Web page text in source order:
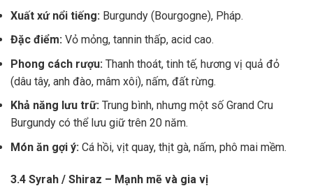
Xuất xứ nổi tiếng: Burgundy (Bourgogne), Pháp.
Đặc điểm: Vỏ mỏng, tannin thấp, acid cao.
Phong cách rượu: Thanh thoát, tinh tế, hương vị quả đỏ
(dâu tây, anh đào, mâm xôi), nấm, đất rừng.
Khả năng lưu trữ: Trung bình, nhưng một số Grand Cru
Burgundy có thể lưu giữ trên 20 năm.
Món ăn gợi ý: Cá hồi, vịt quay, thịt gà, nấm, phô mai mềm.
3.4 Syrah / Shiraz – Mạnh mẽ và gia vị